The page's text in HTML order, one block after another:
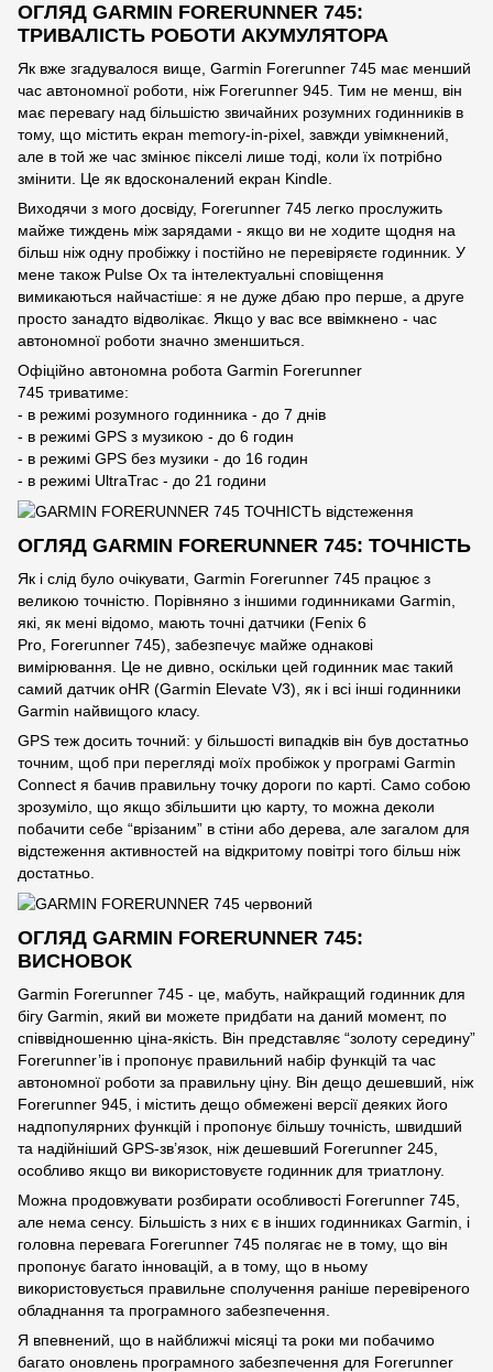
ОГЛЯД GARMIN FORERUNNER 745:
ТРИВАЛІСТЬ РОБОТИ АКУМУЛЯТОРА
Як вже згадувалося вище, Garmin Forerunner 745 має менший
час автономної роботи, ніж Forerunner 945. Тим не менш, він
має перевагу над більшістю звичайних розумних годинників в
тому, що містить екран memory-in-pixel, завжди увімкнений,
але в той же час змінює пікселі лише тоді, коли їх потрібно
змінити. Це як вдосконалений екран Kindle.
Виходячи з мого досвіду, Forerunner 745 легко прослужить
майже тиждень між зарядами - якщо ви не ходите щодня на
більш ніж одну пробіжку і постійно не перевіряєте годинник. У
мене також Pulse Ox та інтелектуальні сповіщення
вимикаються найчастіше: я не дуже дбаю про перше, а друге
просто занадто відволікає. Якщо у вас все ввімкнено - час
автономної роботи значно зменшиться.
Офіційно автономна робота Garmin Forerunner
745 триватиме:
- в режимі розумного годинника - до 7 днів
- в режимі GPS з музикою - до 6 годин
- в режимі GPS без музики - до 16 годин
- в режимі UltraTrac - до 21 години
ОГЛЯД GARMIN FORERUNNER 745: ТОЧНІСТЬ
Як і слід було очікувати, Garmin Forerunner 745 працює з
великою точністю. Порівняно з іншими годинниками Garmin,
які, як мені відомо, мають точні датчики (Fenix ​​6
Pro, Forerunner 745), забезпечує майже однакові
вимірювання. Це не дивно, оскільки цей годинник має такий
самий датчик oHR (Garmin Elevate V3), як і всі інші годинники
Garmin найвищого класу.
GPS теж досить точний: у більшості випадків він був достатньо
точним, щоб при перегляді моїх пробіжок у програмі Garmin
Connect я бачив правильну точку дороги по карті. Само собою
зрозуміло, що якщо збільшити цю карту, то можна деколи
побачити себе “врізаним” в стіни або дерева, але загалом для
відстеження активностей на відкритому повітрі того більш ніж
достатньо.
ОГЛЯД GARMIN FORERUNNER 745:
ВИСНОВОК
Garmin Forerunner 745 - це, мабуть, найкращий годинник для
бігу Garmin, який ви можете придбати на даний момент, по
співвідношенню ціна-якість. Він представляє “золоту середину”
Forerunner’ів і пропонує правильний набір функцій та час
автономної роботи за правильну ціну. Він дещо дешевший, ніж
Forerunner 945, і містить дещо обмежені версії деяких його
надпопулярних функцій і пропонує більшу точність, швидший
та надійніший GPS-зв’язок, ніж дешевший Forerunner 245,
особливо якщо ви використовуєте годинник для триатлону.
Можна продовжувати розбирати особливості Forerunner 745,
але нема сенсу. Більшість з них є в інших годинниках Garmin, і
головна перевага Forerunner 745 полягає не в тому, що він
пропонує багато інновацій, а в тому, що в ньому
використовується правильне сполучення раніше перевіреного
обладнання та програмного забезпечення.
Я впевнений, що в найближчі місяці та роки ми побачимо
багато оновлень програмного забезпечення для Forerunner